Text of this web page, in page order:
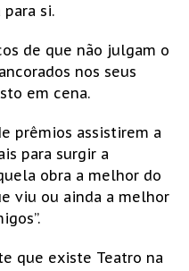
si.
de que não julgam o
nos seus
em cena.
prêmios assistirem a
para surgir a
obra a melhor do
viu ou ainda a melhor
que existe Teatro na